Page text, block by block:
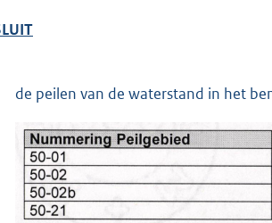
de peilen van de waterstand in het